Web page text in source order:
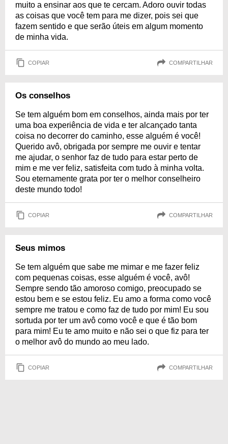
muito a ensinar aos que te cercam. Adoro ouvir todas
as coisas que você tem para me dizer, pois sei que
fazem sentido e que serão úteis em algum momento
de minha vida.
COPIAR COMPARTILHAR
Os conselhos
Se tem alguém bom em conselhos, ainda mais por ter
uma boa experiência de vida e ter alcançado tanta
coisa no decorrer do caminho, esse alguém é você!
Querido avô, obrigada por sempre me ouvir e tentar
me ajudar, o senhor faz de tudo para estar perto de
mim e me ver feliz, satisfeita com tudo à minha volta.
Sou eternamente grata por ter o melhor conselheiro
deste mundo todo!
COPIAR COMPARTILHAR
Seus mimos
Se tem alguém que sabe me mimar e me fazer feliz
com pequenas coisas, esse alguém é você, avô!
Sempre sendo tão amoroso comigo, preocupado se
estou bem e se estou feliz. Eu amo a forma como você
sempre me tratou e como faz de tudo por mim! Eu sou
sortuda por ter um avô como você e que é tão bom
para mim! Eu te amo muito e não sei o que fiz para ter
o melhor avô do mundo ao meu lado.
COPIAR COMPARTILHAR